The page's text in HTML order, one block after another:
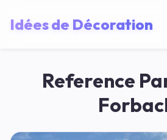
Idées de Décoration
Reference